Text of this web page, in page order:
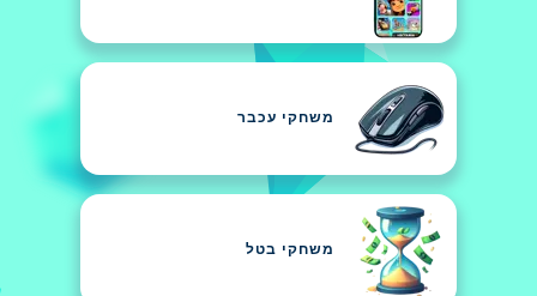
משחקי עכבר
משחקי בטל